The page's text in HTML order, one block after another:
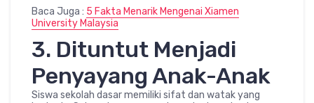
Baca Juga : 5 Fakta Menarik Mengenai Xiamen
University Malaysia
3. Dituntut Menjadi
Penyayang Anak-Anak
Siswa sekolah dasar memiliki sifat dan watak yang